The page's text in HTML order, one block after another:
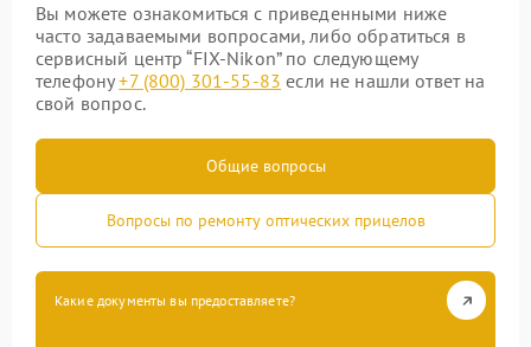
Вы можете ознакомиться с приведенными ниже
часто задаваемыми вопросами, либо обратиться в
сервисный центр “FIX-Nikon” по следующему
телефону+7 (800) 301-55-83 если не нашли ответ на
свой вопрос.
Общие вопросы
Вопросы по ремонту оптических прицелов
Какие документы вы предоставляете?